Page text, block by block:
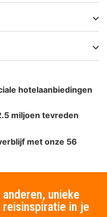
hotelaanbiedingen
miljoen tevreden
met onze 56
unieke
in je